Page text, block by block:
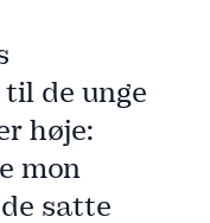
de unge
høje:
mon
satte